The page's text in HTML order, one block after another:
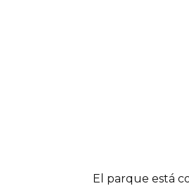
El parque está